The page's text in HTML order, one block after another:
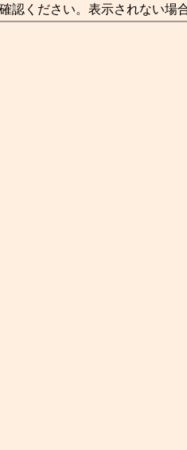
認ください。表示されない場